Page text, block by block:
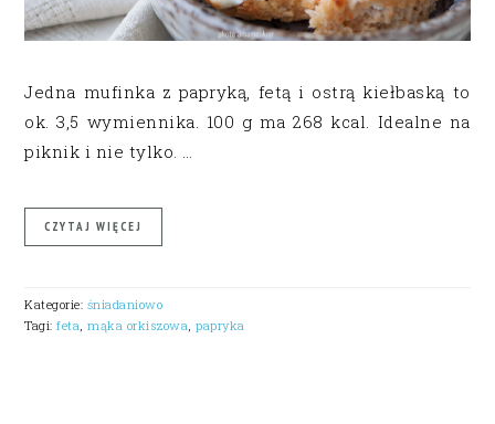
Jedna mufinka z papryką, fetą i ostrą kiełbaską to
ok. 3,5 wymiennika. 100 g ma 268 kcal. Idealne na
piknik i nie tylko. …
CZYTAJ WIĘCEJ
Kategorie: śniadaniowo
Tagi:feta ,mąka orkiszowa ,papryka